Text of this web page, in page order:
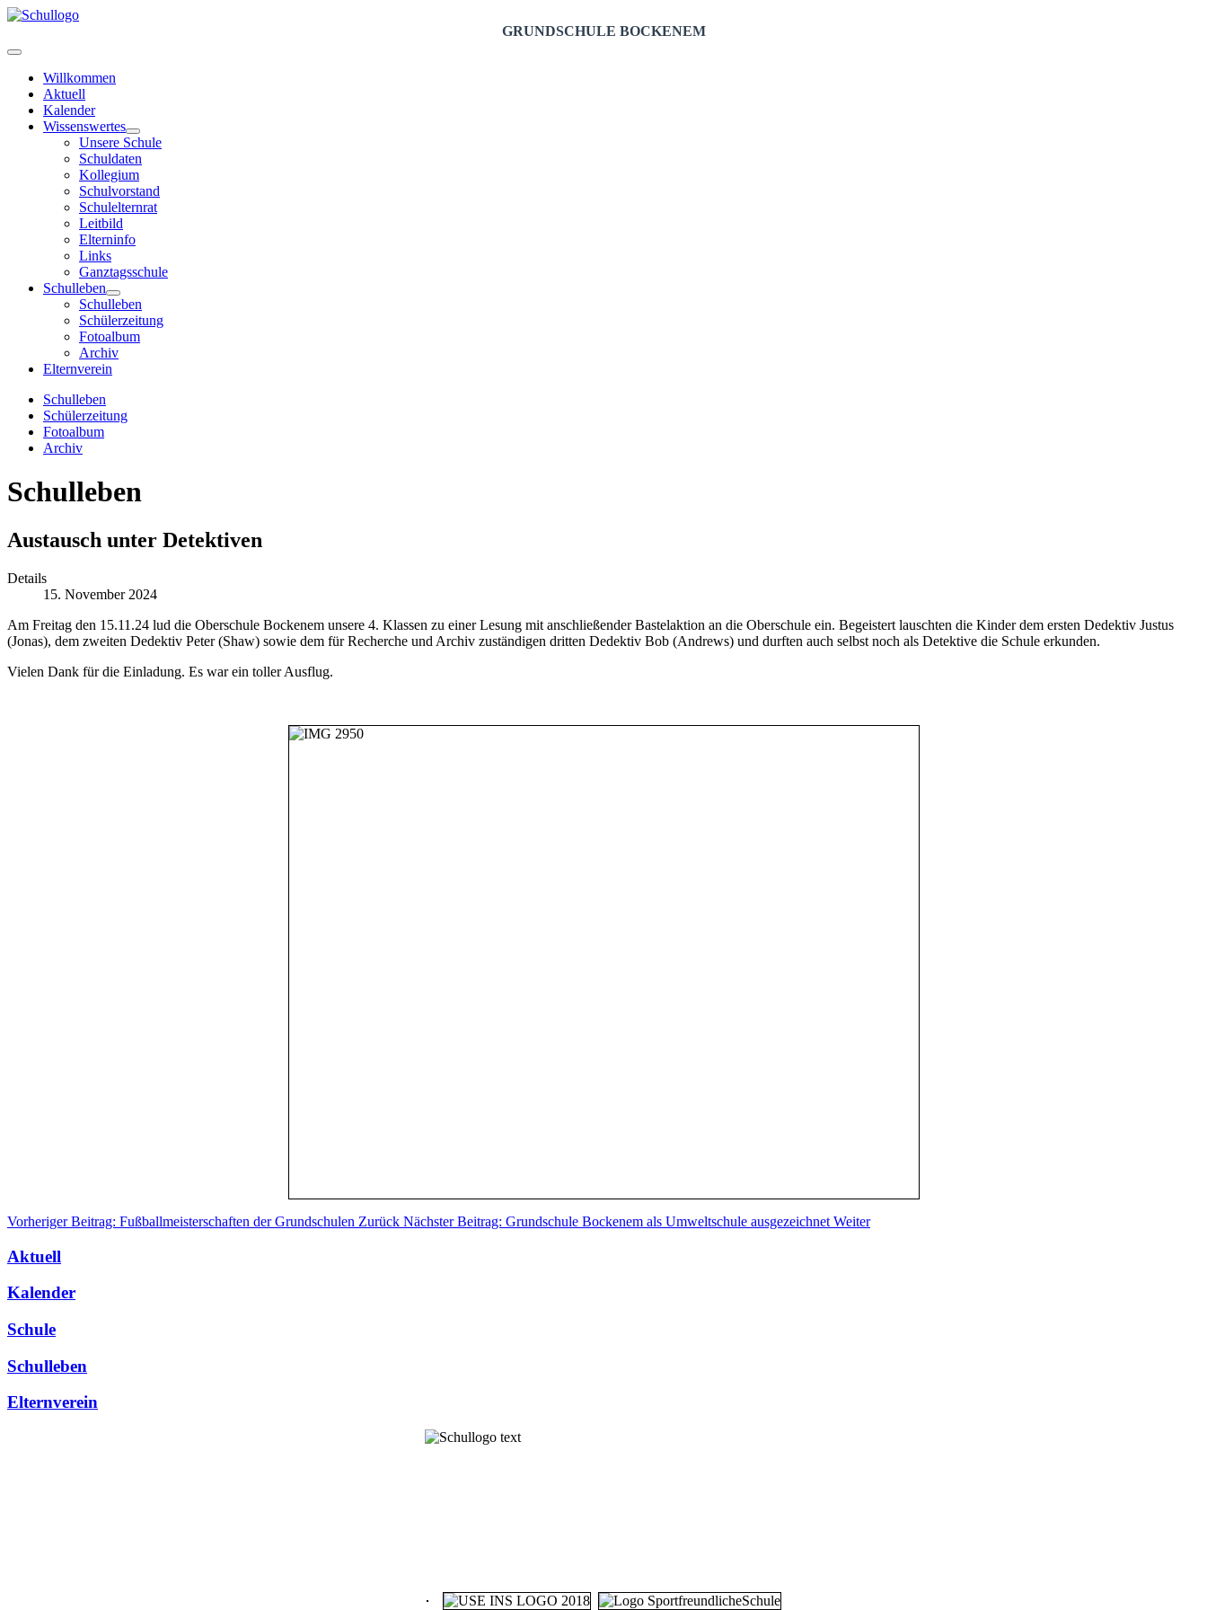
GRUNDSCHULE BOCKENEM
Willkommen
Aktuell
Kalender
Wissenswertes
Unsere Schule
Schuldaten
Kollegium
Schulvorstand
Schulelternrat
Leitbild
Elterninfo
Links
Ganztagsschule
Schulleben
Schulleben
Schülerzeitung
Fotoalbum
Archiv
Elternverein
Schulleben
Schülerzeitung
Fotoalbum
Archiv
Schulleben
Austausch unter Detektiven
Details
15. November 2024
Am Freitag den 15.11.24 lud die Oberschule Bockenem unsere 4. Klassen zu einer Lesung mit anschließender Bastelaktion an die Oberschule ein. Begeistert lauschten die Kinder dem ersten Dedektiv Justus
(Jonas), dem zweiten Dedektiv Peter (Shaw) sowie dem für Recherche und Archiv zuständigen dritten Dedektiv Bob (Andrews) und durften auch selbst noch als Detektive die Schule erkunden.
Vielen Dank für die Einladung. Es war ein toller Ausflug.
Vorheriger Beitrag: Fußballmeisterschaften der Grundschulen Zurück Nächster Beitrag: Grundschule Bockenem als Umweltschule ausgezeichnet Weiter
Aktuell
Kalender
Schule
Schulleben
Elternverein